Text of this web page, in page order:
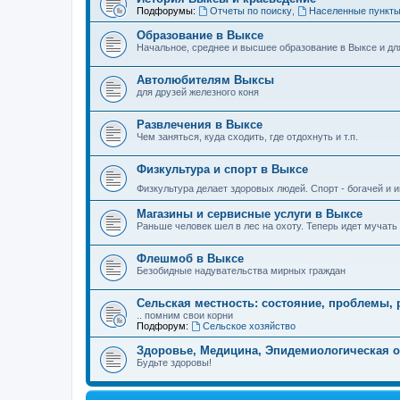
Подфорумы: Отчеты по поиску, Населенные
Образование в Выксе
Начальное, среднее и высшее образование в Выксе и
Автолюбителям Выксы
для друзей железного коня
Развлечения в Выксе
Чем заняться, куда сходить, где отдохнуть и т.п.
Физкультура и спорт в Выксе
Физкультура делает здоровых людей. Спорт - богачей и
Магазины и сервисные услуги в Выксе
Раньше человек шел в лес на охоту. Теперь идет
Флешмоб в Выксе
Безобидные надувательства мирных граждан
Сельская местность: состояние, проблемы,
.. помним свои корни
Подфорум:
Сельское хозяйство
Здоровье, Медицина, Эпидемиологическая
Будьте здоровы!